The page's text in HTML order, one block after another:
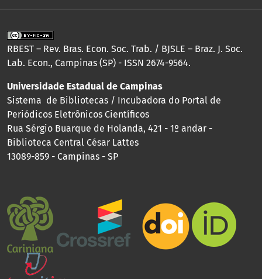
RBEST – Rev. Bras. Econ. Soc. Trab. / BJSLE – Braz. J. Soc.
Lab. Econ., Campinas (SP) - ISSN 2674-9564.
Universidade Estadual de Campinas
Sistema de Bibliotecas / Incubadora do Portal de
Periódicos Eletrônicos Científicos
Rua Sérgio Buarque de Holanda, 421 - 1º andar -
Biblioteca Central César Lattes
13089-859 - Campinas - SP